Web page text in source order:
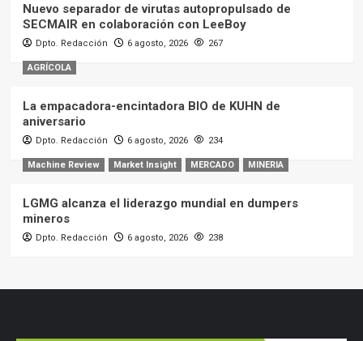
Nuevo separador de virutas autopropulsado de
SECMAIR en colaboración con LeeBoy
Dpto. Redacción 6 agosto, 2026 267
AGRÍCOLA
La empacadora-encintadora BIO de KUHN de
aniversario
Dpto. Redacción 6 agosto, 2026 234
Machine Review Market Insight MERCADO MINERIA
LGMG alcanza el liderazgo mundial en dumpers
mineros
Dpto. Redacción 6 agosto, 2026 238